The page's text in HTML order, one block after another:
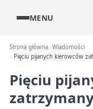
MENU
Strona główna Wiadomości
Pięciu pijanych kierowców
Pięciu